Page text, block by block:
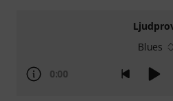
Blues
0:00